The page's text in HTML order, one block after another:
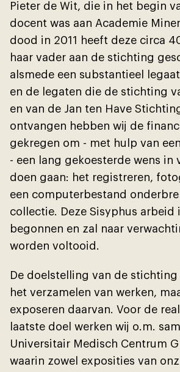
Pieter de Wit, die in het begin
docent was aan Academie
dood in 2011 heeft deze circa
haar vader aan de stichting
alsmede een substantieel
en de legaten die de stichting
en van de Jan ten Have
ontvangen hebben wĳ de
gekregen om - met hulp van
- een lang gekoesterde wens in
doen gaan: het registreren,
een computerbestand
collectie. Deze Sisyphus arbeid
begonnen en zal naar
worden voltooid.
De doelstelling van de stichting
het verzamelen van werken,
exposeren daarvan. Voor de
laatste doel werken wĳ o.m.
Universitair Medisch Centrum
waarin zowel exposities van